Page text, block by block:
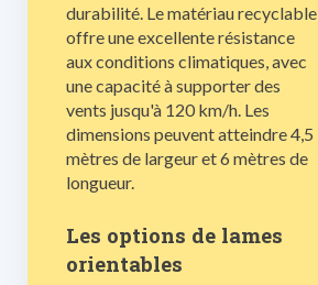
durabilité. Le matériau recyclable
offre une excellente résistance
aux conditions climatiques, avec
une capacité à supporter des
vents jusqu'à 120 km/h. Les
dimensions peuvent atteindre 4,5
mètres de largeur et 6 mètres de
longueur.
Les options de lames
orientables